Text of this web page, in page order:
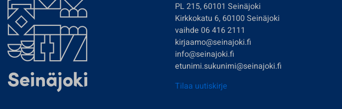
PL 215, 60101 Seinäjoki
Kirkkokatu 6, 60100 Seinäjoki
vaihde 06 416 2111
kirjaamo@seinajoki.fi
info@seinajoki.fi
etunimi.sukunimi@seinajoki.fi
Tilaa uutiskirje